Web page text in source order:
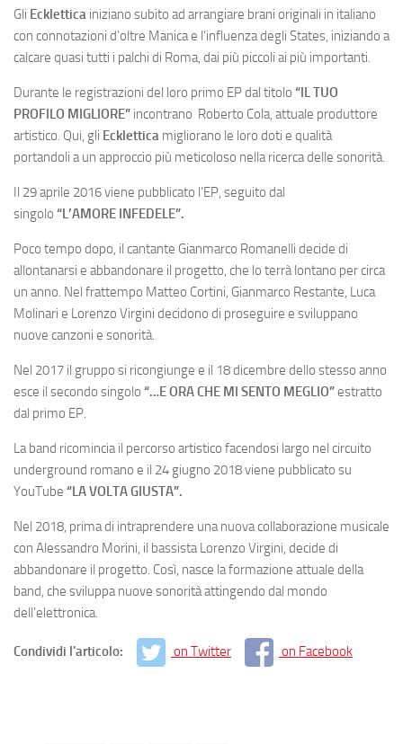
Gli Ecklettica iniziano subito ad arrangiare brani originali in italiano
con connotazioni d’oltre Manica e l’influenza degli States, iniziando a
calcare quasi tutti i palchi di Roma, dai più piccoli ai più importanti.
Durante le registrazioni del loro primo EP dal titolo “IL TUO
PROFILO MIGLIORE” incontrano Roberto Cola, attuale produttore
artistico. Qui, gli Ecklettica migliorano le loro doti e qualità
portandoli a un approccio più meticoloso nella ricerca delle sonorità.
Il 29 aprile 2016 viene pubblicato l’EP, seguito dal
singolo “L’AMORE INFEDELE”.
Poco tempo dopo, il cantante Gianmarco Romanelli decide di
allontanarsi e abbandonare il progetto, che lo terrà lontano per circa
un anno. Nel frattempo Matteo Cortini, Gianmarco Restante, Luca
Molinari e Lorenzo Virgini decidono di proseguire e sviluppano
nuove canzoni e sonorità.
Nel 2017 il gruppo si ricongiunge e il 18 dicembre dello stesso anno
esce il secondo singolo “…E ORA CHE MI SENTO MEGLIO”estratto
dal primo EP.
La band ricomincia il percorso artistico facendosi largo nel circuito
underground romano e il 24 giugno 2018 viene pubblicato su
YouTube “LA VOLTA GIUSTA”.
Nel 2018, prima di intraprendere una nuova collaborazione musicale
con Alessandro Morini, il bassista Lorenzo Virgini, decide di
abbandonare il progetto. Così, nasce la formazione attuale della
band, che sviluppa nuove sonorità attingendo dal mondo
dell’elettronica.
Condividi l'articolo: on Twitter on Facebook